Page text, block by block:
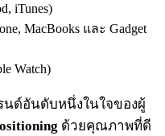
iTunes)
MacBooks และ Gadget
Watch)
นด์อันดับหนึ่งในใจของผู้
ด้วยคุณภาพที่ดี